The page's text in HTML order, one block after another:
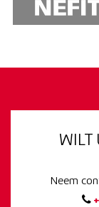
WILT
Neem